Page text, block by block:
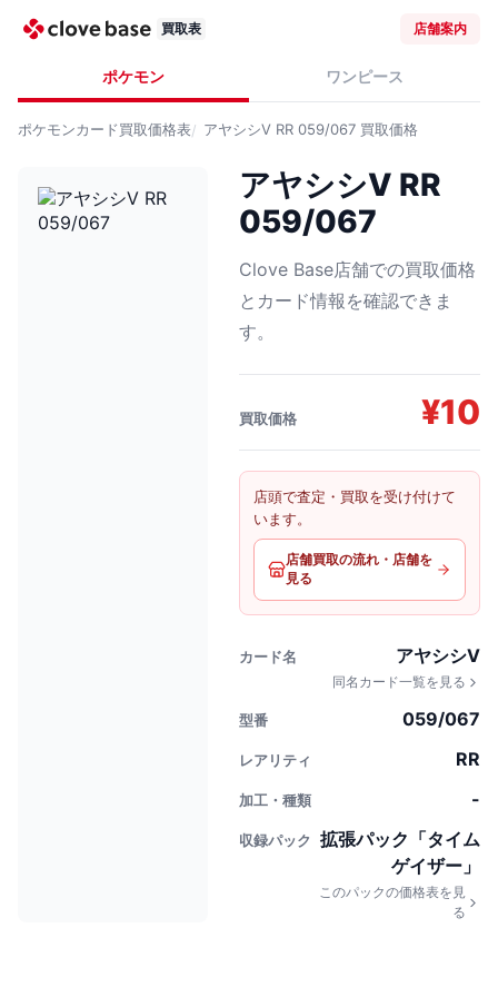
買取表 店舗案内
ポケモン ワンピース
ポケモンカード買取価格表 アヤシシV RR 059/067 買取価格
アヤシシV RR
059/067
Clove Base店舗での買取価格
とカード情報を確認できま
す。
買取価格 ¥10
店頭で査定・買取を受け付けて
います。
店舗買取の流れ・店舗を
見る
カード名 アヤシシV
同名カード一覧を見る
型番 059/067
レアリティ RR
加工・種類 -
収録パック
拡張パック「タイム
ゲイザー」
このパックの価格表を見
る